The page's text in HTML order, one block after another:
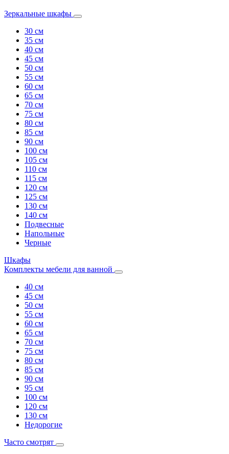
Зеркальные шкафы
30 см
35 см
40 см
45 см
50 см
55 см
60 см
65 см
70 см
75 см
80 см
85 см
90 см
100 см
105 см
110 см
115 см
120 см
125 см
130 см
140 см
Подвесные
Напольные
Черные
Шкафы
Комплекты мебели для ванной
40 см
45 см
50 см
55 см
60 см
65 см
70 см
75 см
80 см
85 см
90 см
95 см
100 см
120 см
130 см
Недорогие
Часто смотрят